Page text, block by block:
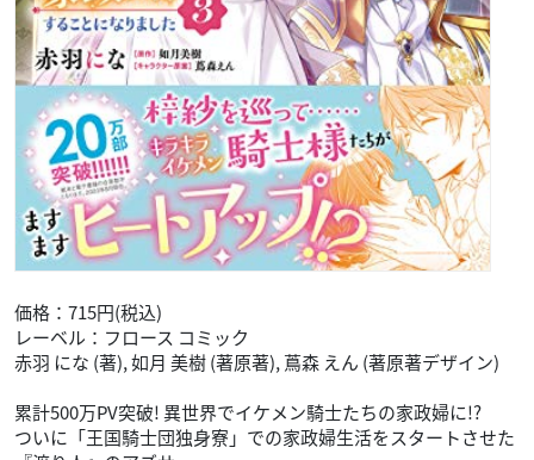
価格：715円(税込)
レーベル：フロース コミック
赤羽 にな (著), 如月 美樹 (著原著), 蔦森 えん (著原著デザイン)
累計500万PV突破! 異世界でイケメン騎士たちの家政婦に!?
ついに「王国騎士団独身寮」での家政婦生活をスタートさせた